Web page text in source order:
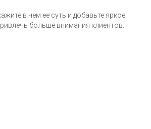
в чем ее суть и добавьте яркое
больше внимания клиентов.